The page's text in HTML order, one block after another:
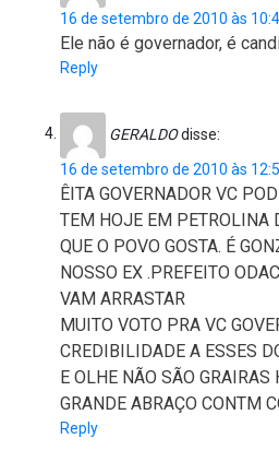
16 de setembro de 2010 às
Ele não é governador, é
Reply
GERALDOdisse:
16 de setembro de 2010 às
ÊITA GOVERNADOR VC
TEM HOJE EM PETROLINA
QUE O POVO GOSTA. É
NOSSO EX .PREFEITO
VAM ARRASTAR
MUITO VOTO PRA VC
CREDIBILIDADE A ESSES
E OLHE NÃO SÃO
GRANDE ABRAÇO CONTM
Reply